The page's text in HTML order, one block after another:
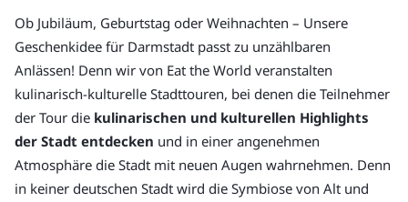
Ob Jubiläum, Geburtstag oder Weihnachten – Unsere
Geschenkidee für Darmstadt passt zu unzählbaren
Anlässen! Denn wir von Eat the World veranstalten
kulinarisch-kulturelle Stadttouren, bei denen die Teilnehmer
der Tour die kulinarischen und kulturellen Highlights
der Stadt entdecken und in einer angenehmen
Atmosphäre die Stadt mit neuen Augen wahrnehmen. Denn
in keiner deutschen Stadt wird die Symbiose von Alt und